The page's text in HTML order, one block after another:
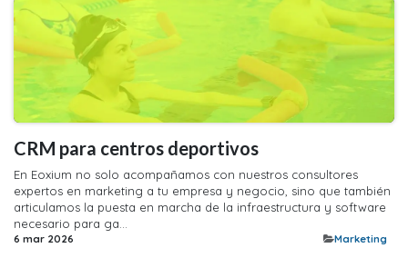
​CRM para centros deportivos
En Eoxium no solo acompañamos con nuestros consultores
expertos en marketing a tu empresa y negocio, sino que también
articulamos la puesta en marcha de la infraestructura y software
necesario para ga...
6 mar 2026 ​Marketing